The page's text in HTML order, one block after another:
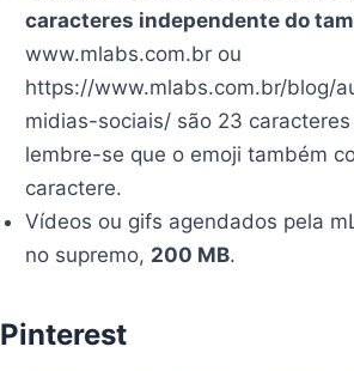
caracteres independente do
www.mlabs.com.br ou
https://www.mlabs.com.br/blog/
midias-sociais/ são 23
lembre-se que o emoji também
caractere.
Vídeos ou gifs agendados pela
no supremo, 200 MB.
Pinterest